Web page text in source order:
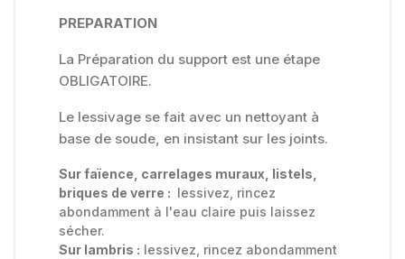
PREPARATION
La Préparation du support est une étape
OBLIGATOIRE.
Le lessivage se fait avec un nettoyant à
base de soude, en insistant sur les joints.
Sur faïence, carrelages muraux, listels,
briques de verre : lessivez, rincez
abondamment à l'eau claire puis laissez
sécher.
Sur lambris : lessivez, rincez abondamment